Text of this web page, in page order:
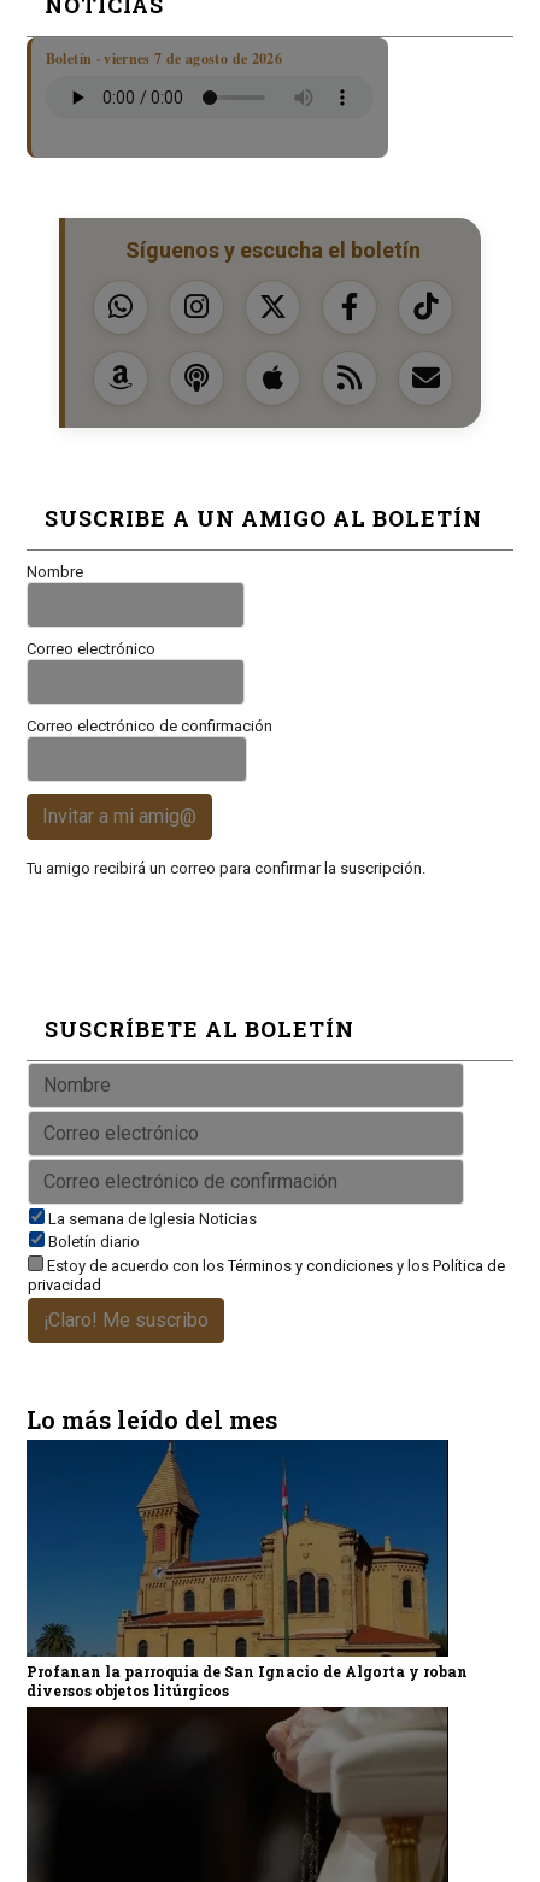
Boletín · viernes 7 de agosto de 2026
Síguenos y escucha el boletín
SUSCRIBE A UN AMIGO AL BOLETÍN
Nombre
Correo electrónico
Correo electrónico de confirmación
Invitar a mi amig@
Tu amigo recibirá un correo para confirmar la suscripción.
SUSCRÍBETE AL BOLETÍN
La semana de Iglesia Noticias
Boletín diario
Estoy de acuerdo con losTérminos y condicionesy los Política de
privacidad
¡Claro! Me suscribo
Lo más leído del mes
Profanan la parroquia de San Ignacio de Algorta y roban
diversos objetos litúrgicos